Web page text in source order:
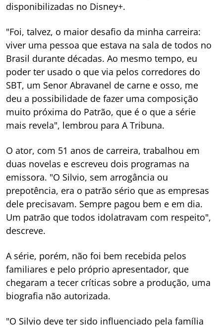
disponibilizadas no Disney+.
"Foi, talvez, o maior desafio da minha carreira:
viver uma pessoa que estava na sala de todos no
Brasil durante décadas. Ao mesmo tempo, eu
poder ter usado o que via pelos corredores do
SBT, um Senor Abravanel de carne e osso, me
deu a possibilidade de fazer uma composição
muito próxima do Patrão, que é o que a série
mais revela", lembrou para A Tribuna.
O ator, com 51 anos de carreira, trabalhou em
duas novelas e escreveu dois programas na
emissora. "O Silvio, sem arrogância ou
prepotência, era o patrão sério que as empresas
dele precisavam. Sempre pagou bem e em dia.
Um patrão que todos idolatravam com respeito",
descreve.
A série, porém, não foi bem recebida pelos
familiares e pelo próprio apresentador, que
chegaram a tecer críticas sobre a produção, uma
biografia não autorizada.
"O Silvio deve ter sido influenciado pela família